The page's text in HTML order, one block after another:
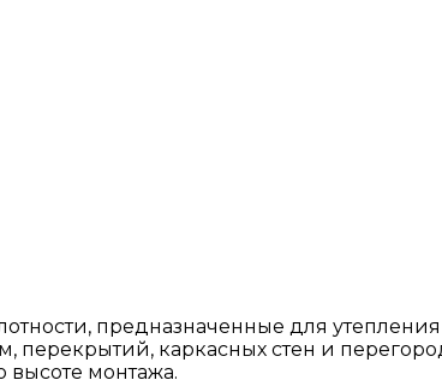
предназначенные для
каркасных стен и
высоте монтажа.